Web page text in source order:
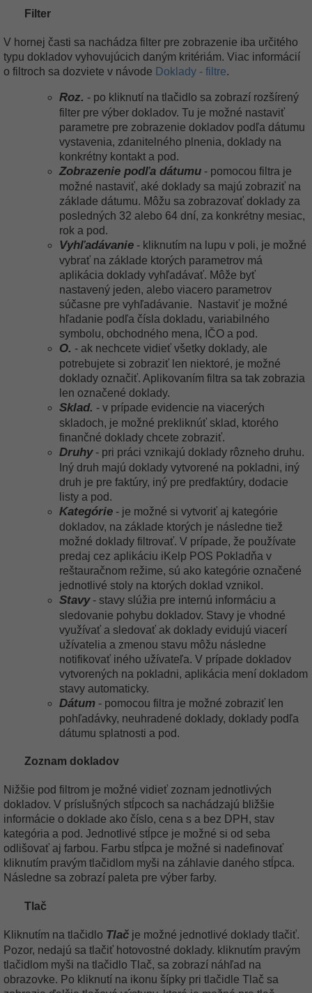
Filter
V hornej časti sa nachádza filter pre zobrazenie iba určitého
typu dokladov vyhovujúcich daným kritériám. Viac informácií
o filtroch sa dozviete v návode Doklady - filtre.
Roz. - po kliknutí na tlačidlo sa zobrazí rozšírený
filter pre výber dokladov. Tu je možné nastaviť
parametre pre zobrazenie dokladov podľa dátumu
vystavenia, zdanitelného plnenia, doklady na
konkrétny kontakt a pod.
Zobrazenie podľa dátumu - pomocou filtra je
možné nastaviť, aké doklady sa majú zobraziť na
základe dátumu. Môžu sa zobrazovať doklady za
posledných 32 alebo 64 dní, za konkrétny mesiac,
rok a pod.
Vyhľadávanie - kliknutím na lupu v poli, je možné
vybrať na základe ktorých parametrov má
aplikácia doklady vyhľadávať. Môže byť
nastavený jeden, alebo viacero parametrov
súčasne pre vyhľadávanie.
Nastaviť je možné
hľadanie podľa čísla dokladu, variabilného
symbolu, obchodného mena, IČO a pod.
O. - ak nechcete vidieť všetky doklady, ale
potrebujete si zobraziť len niektoré, je možné
doklady označiť. Aplikovaním filtra sa tak zobrazia
len označené doklady.
Sklad. - v prípade evidencie na viacerých
skladoch, je možné prekliknúť sklad, ktorého
finančné doklady chcete zobraziť.
Druhy- pri práci vznikajú doklady rôzneho druhu.
Iný druh majú doklady vytvorené na pokladni, iný
druh je pre faktúry, iný pre predfaktúry, dodacie
listy a pod.
Kategórie - je možné si vytvoriť aj kategórie
dokladov, na základe ktorých je následne tiež
možné doklady filtrovať. V prípade, že používate
predaj cez aplikáciu iKelp POS Pokladňa v
reštauračnom režime, sú ako kategórie označené
jednotlivé stoly na ktorých doklad vznikol.
Stavy- stavy slúžia pre internú informáciu a
sledovanie pohybu dokladov. Stavy je vhodné
využívať a sledovať ak doklady evidujú viacerí
užívatelia a zmenou stavu môžu následne
notifikovať iného užívateľa. V prípade dokladov
vytvorených na pokladni, aplikácia mení dokladom
stavy automaticky.
Dátum - pomocou filtra je možné zobraziť len
pohľadávky, neuhradené doklady, doklady podľa
dátumu splatnosti a pod.
Zoznam dokladov
Nižšie pod filtrom je možné vidieť zoznam jednotlivých
dokladov. V príslušných stĺpcoch sa nachádzajú bližšie
informácie o doklade ako číslo, cena s a bez DPH, stav
kategória a pod. Jednotlivé stĺpce je možné si od seba
odlišovať aj farbou. Farbu stĺpca je možné si nadefinovať
kliknutím pravým tlačidlom myši na záhlavie daného stĺpca.
Následne sa zobrazí paleta pre výber farby.
Tlač
Kliknutím na tlačidlo Tlač je možné jednotlivé doklady tlačiť.
Pozor, nedajú sa tlačiť hotovostné doklady. kliknutím pravým
tlačidlom myši na tlačidlo Tlač, sa zobrazí náhľad na
obrazovke. Po kliknutí na ikonu šípky pri tlačidle Tlač sa